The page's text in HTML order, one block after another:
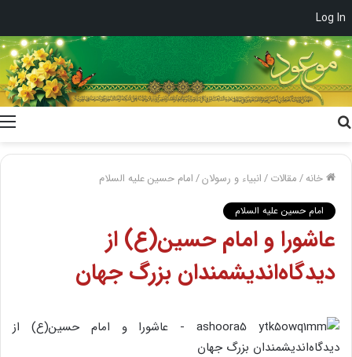
Log In
خانه/مقالات/انبیاء و رسولان/امام حسین علیه السلام
امام حسین علیه السلام
عاشورا و امام حسین(ع) از
دیدگاه‌اندیشمندان بزرگ جهان